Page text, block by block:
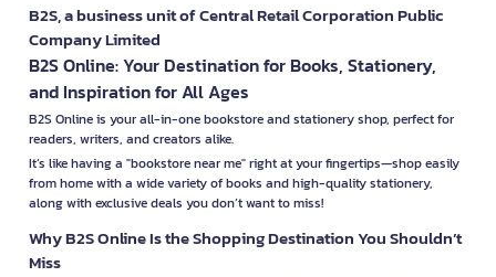
B2S, a business unit of Central Retail Corporation Public
Company Limited
B2S Online: Your Destination for Books, Stationery,
and Inspiration for All Ages
B2S Online is your all-in-one bookstore and stationery shop, perfect for
readers, writers, and creators alike.
It’s like having a "bookstore near me" right at your fingertips—shop easily
from home with a wide variety of books and high-quality stationery,
along with exclusive deals you don’t want to miss!
Why B2S Online Is the Shopping Destination You Shouldn’t
Miss